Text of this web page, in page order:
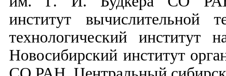
институт вычислительной
технологический институт
Новосибирский институт